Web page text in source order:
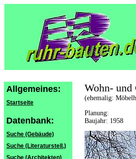
Allgemeines:
Startseite
Datenbank:
Suche (Gebäude)
Suche (Literaturstell.)
Suche (Architekten)
Wohn- und
(ehemalig:
Planung:
Baujahr: 1958